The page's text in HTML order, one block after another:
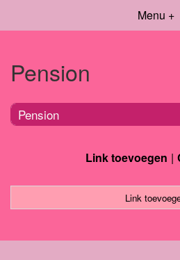
Menu +
Pension
Pension
Link toevoegen
Link